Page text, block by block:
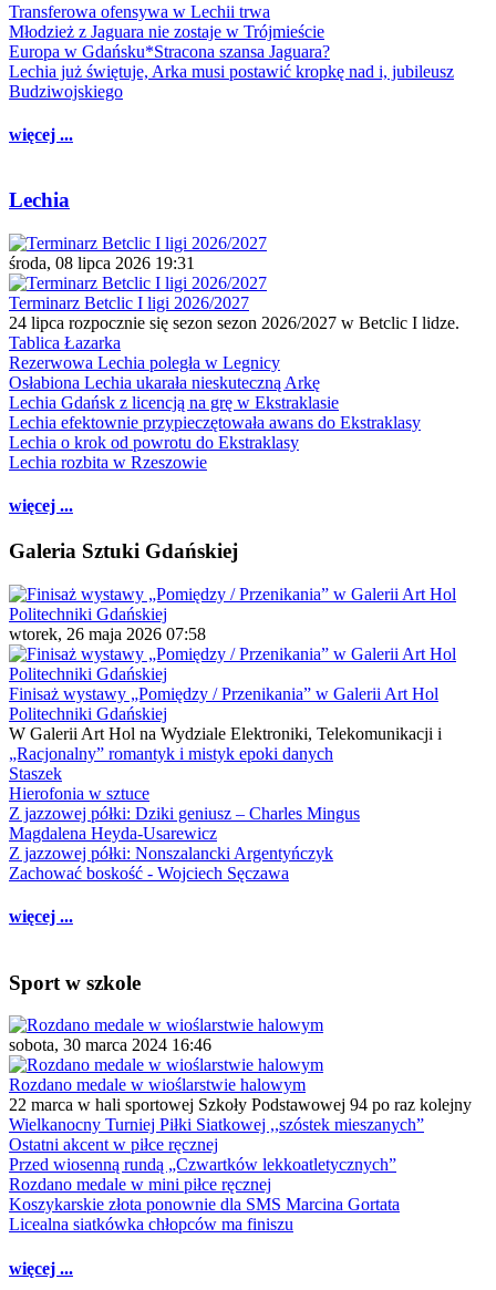
Transferowa ofensywa w Lechii trwa
Młodzież z Jaguara nie zostaje w Trójmieście
Europa w Gdańsku*Stracona szansa Jaguara?
Lechia już świętuje, Arka musi postawić kropkę nad i, jubileusz
Budziwojskiego
więcej ...
Lechia
środa, 08 lipca 2026 19:31
Terminarz Betclic I ligi 2026/2027
24 lipca rozpocznie się sezon sezon 2026/2027 w Betclic I lidze.
Tablica Łazarka
Rezerwowa Lechia poległa w Legnicy
Osłabiona Lechia ukarała nieskuteczną Arkę
Lechia Gdańsk z licencją na grę w Ekstraklasie
Lechia efektownie przypieczętowała awans do Ekstraklasy
Lechia o krok od powrotu do Ekstraklasy
Lechia rozbita w Rzeszowie
więcej ...
Galeria Sztuki Gdańskiej
wtorek, 26 maja 2026 07:58
Finisaż wystawy „Pomiędzy / Przenikania” w Galerii Art Hol
Politechniki Gdańskiej
W Galerii Art Hol na Wydziale Elektroniki, Telekomunikacji i
„Racjonalny” romantyk i mistyk epoki danych
Staszek
Hierofonia w sztuce
Z jazzowej półki: Dziki geniusz – Charles Mingus
Magdalena Heyda-Usarewicz
Z jazzowej półki: Nonszalancki Argentyńczyk
Zachować boskość - Wojciech Sęczawa
więcej ...
Sport w szkole
sobota, 30 marca 2024 16:46
Rozdano medale w wioślarstwie halowym
22 marca w hali sportowej Szkoły Podstawowej 94 po raz kolejny
Wielkanocny Turniej Piłki Siatkowej ,,szóstek mieszanych”
Ostatni akcent w piłce ręcznej
Przed wiosenną rundą „Czwartków lekkoatletycznych”
Rozdano medale w mini piłce ręcznej
Koszykarskie złota ponownie dla SMS Marcina Gortata
Licealna siatkówka chłopców ma finiszu
więcej ...